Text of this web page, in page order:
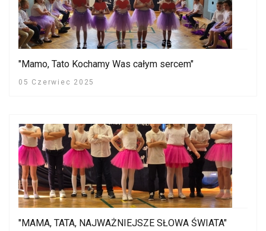
"Mamo, Tato Kochamy Was całym sercem"
05 Czerwiec 2025
"MAMA, TATA, NAJWAŻNIEJSZE SŁOWA ŚWIATA"